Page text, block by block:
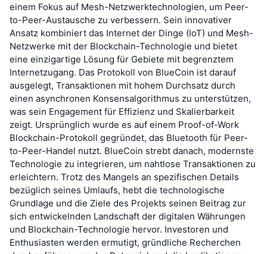
einem Fokus auf Mesh-Netzwerktechnologien, um Peer-
to-Peer-Austausche zu verbessern. Sein innovativer
Ansatz kombiniert das Internet der Dinge (IoT) und Mesh-
Netzwerke mit der Blockchain-Technologie und bietet
eine einzigartige Lösung für Gebiete mit begrenztem
Internetzugang. Das Protokoll von BlueCoin ist darauf
ausgelegt, Transaktionen mit hohem Durchsatz durch
einen asynchronen Konsensalgorithmus zu unterstützen,
was sein Engagement für Effizienz und Skalierbarkeit
zeigt. Ursprünglich wurde es auf einem Proof-of-Work
Blockchain-Protokoll gegründet, das Bluetooth für Peer-
to-Peer-Handel nutzt. BlueCoin strebt danach, modernste
Technologie zu integrieren, um nahtlose Transaktionen zu
erleichtern. Trotz des Mangels an spezifischen Details
bezüglich seines Umlaufs, hebt die technologische
Grundlage und die Ziele des Projekts seinen Beitrag zur
sich entwickelnden Landschaft der digitalen Währungen
und Blockchain-Technologie hervor. Investoren und
Enthusiasten werden ermutigt, gründliche Recherchen